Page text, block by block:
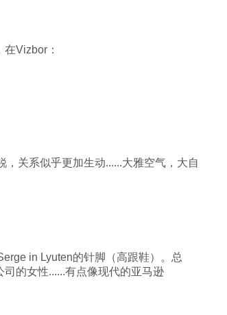
Vizbor：
关系似乎更加生动......大雅空气，大自
in Lyuten的针脚（高跟鞋）。总
的女性......有点像现代的亚马逊